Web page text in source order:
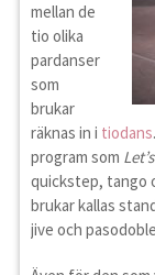
mellan de
tio olika
pardanser
som
brukar
räknas in i tiodans
program som
quickstep, tango
brukar kallas
jive och